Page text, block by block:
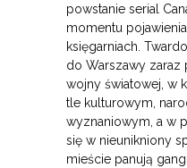
powstanie serial
momentu
księgarniach.
do Warszawy zaraz
wojny światowej, w
tle kulturowym,
wyznaniowym, a w
się w nieunikniony
mieście panują